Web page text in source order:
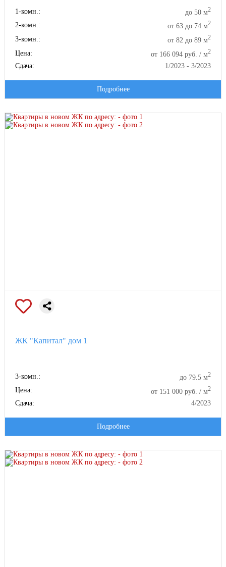
1-комн.: до 50 м2
2-комн.: от 63 до 74 м2
3-комн.: от 82 до 89 м2
Цена: от 166 094 руб. / м2
Сдача: 1/2023 - 3/2023
Подробнее
ЖК "Капитал" дом 1
3-комн.: до 79.5 м2
Цена: от 151 000 руб. / м2
Сдача: 4/2023
Подробнее